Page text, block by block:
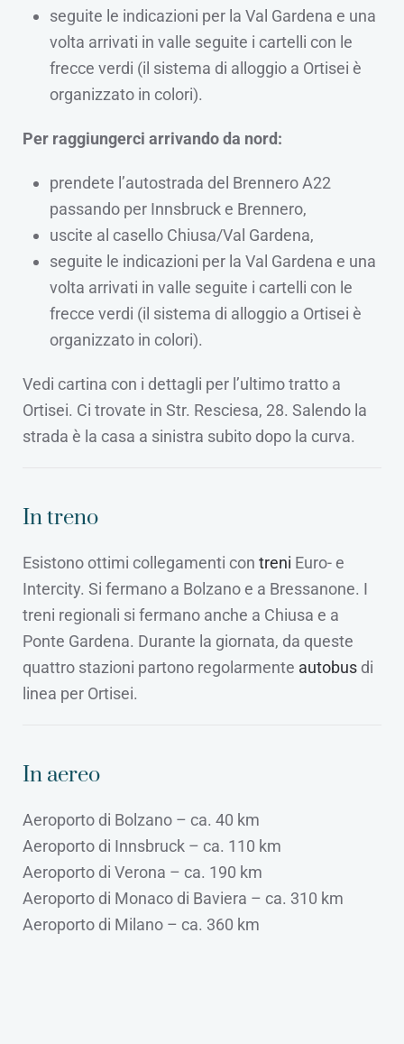
seguite le indicazioni per la Val Gardena e una
volta arrivati in valle seguite i cartelli con le
frecce verdi (il sistema di alloggio a Ortisei è
organizzato in colori).
Per raggiungerci arrivando da nord:
prendete l’autostrada del Brennero A22
passando per Innsbruck e Brennero,
uscite al casello Chiusa/Val Gardena,
seguite le indicazioni per la Val Gardena e una
volta arrivati in valle seguite i cartelli con le
frecce verdi (il sistema di alloggio a Ortisei è
organizzato in colori).
Vedi cartina con i dettagli per l’ultimo tratto a
Ortisei. Ci trovate in Str. Resciesa, 28. Salendo la
strada è la casa a sinistra subito dopo la curva.
In treno
Esistono ottimi collegamenti con treni Euro- e
Intercity. Si fermano a Bolzano e a Bressanone. I
treni regionali si fermano anche a Chiusa e a
Ponte Gardena. Durante la giornata, da queste
quattro stazioni partono regolarmente autobus di
linea per Ortisei.
In aereo
Aeroporto di Bolzano – ca. 40 km
Aeroporto di Innsbruck – ca. 110 km
Aeroporto di Verona – ca. 190 km
Aeroporto di Monaco di Baviera – ca. 310 km
Aeroporto di Milano – ca. 360 km